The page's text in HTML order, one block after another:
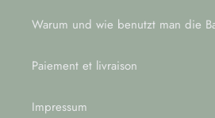
Warum und wie benutzt man die
Paiement et livraison
Impressum